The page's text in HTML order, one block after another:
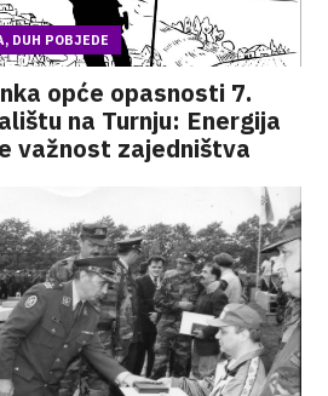
DUH POBJEDE
opće opasnosti 7.
na Turnju: Energija
važnost zajedništva